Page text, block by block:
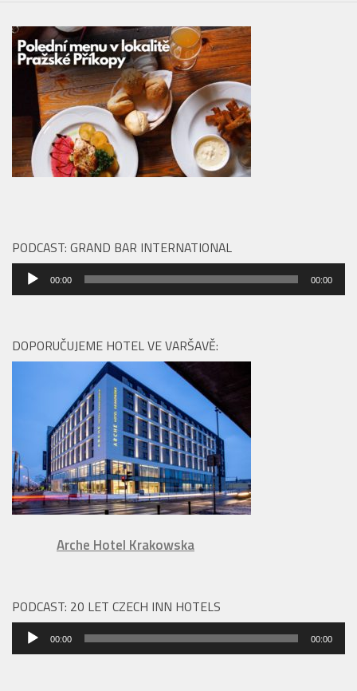
PODCAST: GRAND BAR INTERNATIONAL
Audio
přehrávač
00:00 00:00
DOPORUČUJEME HOTEL VE VARŠAVĚ:
Arche Hotel Krakowska
PODCAST: 20 LET CZECH INN HOTELS
Audio
přehrávač
00:00 00:00